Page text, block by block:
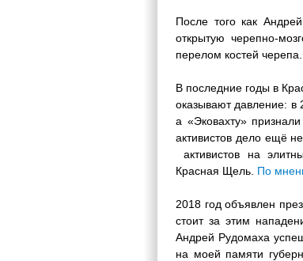
После того как
открытую черепно-
перелом костей черепа.
В последние годы в
оказывают давление: в
а «Эковахту»
активистов дело ещё
активистов на
Красная Щель. По
2018 год объявлен
стоит за этим
Андрей Рудомаха
на моей памяти